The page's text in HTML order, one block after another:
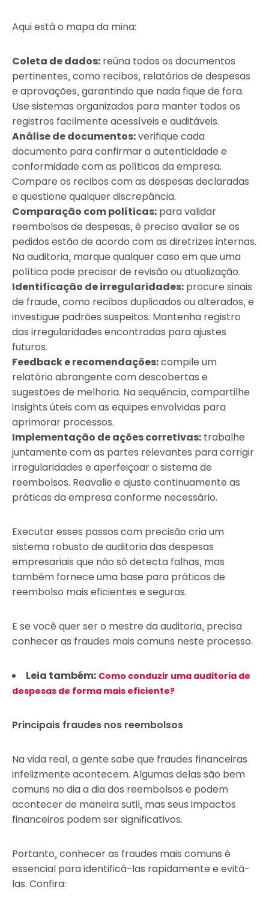
Aqui está o mapa da mina:
Coleta de dados: reúna todos os documentos
pertinentes, como recibos, relatórios de despesas
e aprovações, garantindo que nada fique de fora.
Use sistemas organizados para manter todos os
registros facilmente acessíveis e auditáveis.
Análise de documentos:verifique cada
documento para confirmar a autenticidade e
conformidade com as políticas da empresa.
Compare os recibos com as despesas declaradas
e questione qualquer discrepância.
Comparação com políticas: para validar
reembolsos de despesas, é preciso avaliar se os
pedidos estão de acordo com as diretrizes internas.
Na auditoria, marque qualquer caso em que uma
política pode precisar de revisão ou atualização.
Identificação de irregularidades: procure sinais
de fraude, como recibos duplicados ou alterados, e
investigue padrões suspeitos. Mantenha registro
das irregularidades encontradas para ajustes
futuros.
Feedback e recomendações:compile um
relatório abrangente com descobertas e
sugestões de melhoria. Na sequência, compartilhe
insights úteis com as equipes envolvidas para
aprimorar processos.
Implementação de ações corretivas: trabalhe
juntamente com as partes relevantes para corrigir
irregularidades e aperfeiçoar o sistema de
reembolsos. Reavalie e ajuste continuamente as
práticas da empresa conforme necessário.
Executar esses passos com precisão cria um
sistema robusto de auditoria das despesas
empresariais que não só detecta falhas, mas
também fornece uma base para práticas de
reembolso mais eficientes e seguras.
E se você quer ser o mestre da auditoria, precisa
conhecer as fraudes mais comuns neste processo.
Leia também: Como conduzir uma auditoria de
despesas de forma mais eficiente?
Principais fraudes nos reembolsos
Na vida real, a gente sabe que fraudes financeiras
infelizmente acontecem. Algumas delas são bem
comuns no dia a dia dos reembolsos e podem
acontecer de maneira sutil, mas seus impactos
financeiros podem ser significativos.
Portanto, conhecer as fraudes mais comuns é
essencial para identificá-las rapidamente e evitá-
las. Confira: